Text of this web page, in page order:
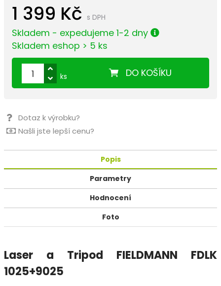
1 399 Kč s DPH
Skladem - expedujeme 1-2 dny
Skladem eshop > 5 ks
DO KOŠÍKU
ks
Dotaz k výrobku?
Našli jste lepší cenu?
Popis
Parametry
Hodnocení
Foto
Laser a Tripod FIELDMANN FDLK
1025+9025